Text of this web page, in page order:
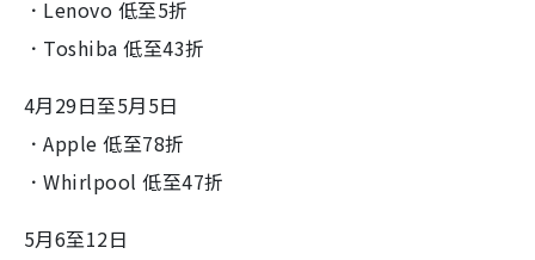
．Lenovo 低至5折
．Toshiba 低至43折
4月29日至5月5日
．Apple 低至78折
．Whirlpool 低至47折
5月6至12日